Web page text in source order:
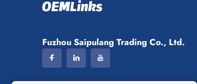
Fuzhou Saipulang Trading Co., Ltd.